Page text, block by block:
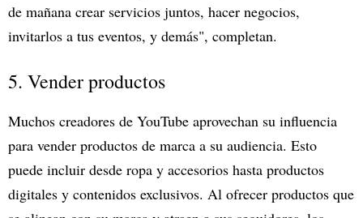
de mañana crear servicios juntos, hacer negocios,
invitarlos a tus eventos, y demás", completan.
5. Vender productos
Muchos creadores de YouTube aprovechan su influencia
para vender productos de marca a su audiencia. Esto
puede incluir desde ropa y accesorios hasta productos
digitales y contenidos exclusivos. Al ofrecer productos que